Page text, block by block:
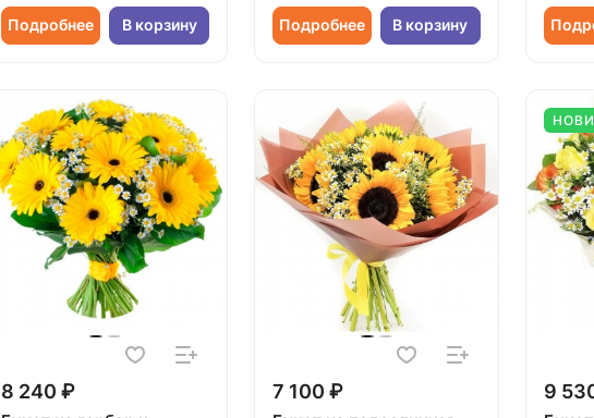
Подробнее В корзину Подробнее В корзину
8 240 ₽ 7 100 ₽ 9